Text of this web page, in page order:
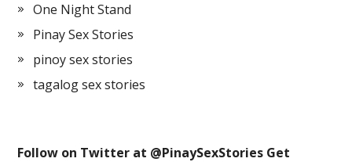
One Night Stand
Pinay Sex Stories
pinoy sex stories
tagalog sex stories
Follow on Twitter at @PinaySexStories Get